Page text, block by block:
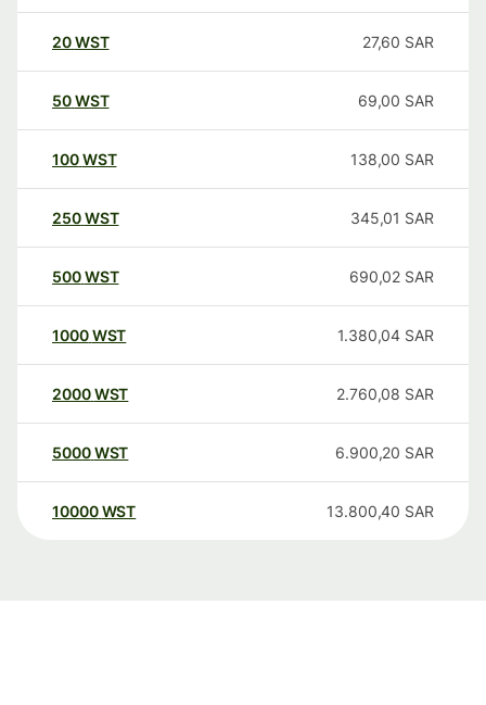
20WST 27,60 SAR
50WST 69,00 SAR
100WST 138,00 SAR
250WST 345,01 SAR
500WST 690,02 SAR
1000WST 1.380,04 SAR
2000WST 2.760,08 SAR
5000WST 6.900,20 SAR
10000 WST 13.800,40 SAR